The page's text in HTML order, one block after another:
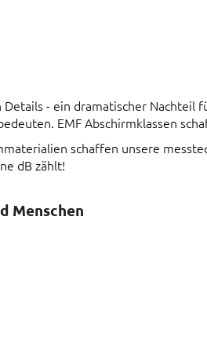
- ein dramatischer Nachteil
EMF Abschirmklassen
schaffen unsere
dB zählt!
Menschen